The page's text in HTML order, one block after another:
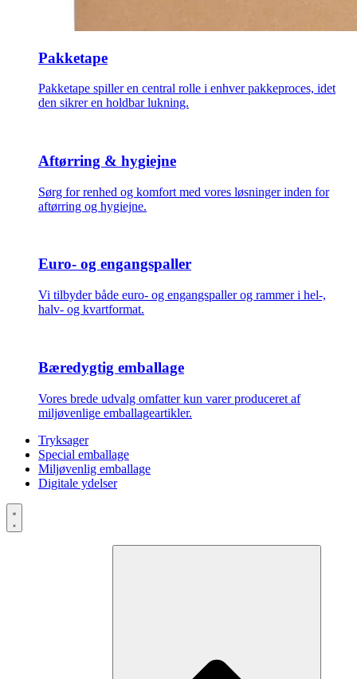
Pakketape
Pakketape spiller en central rolle i enhver pakkeproces, idet
den sikrer en holdbar lukning.
Aftørring & hygiejne
Sørg for renhed og komfort med vores løsninger inden for
aftørring og hygiejne.
Euro- og engangspaller
Vi tilbyder både euro- og engangspaller og rammer i hel-,
halv- og kvartformat.
Bæredygtig emballage
Vores brede udvalg omfatter kun varer produceret af
miljøvenlige emballageartikler.
Tryksager
Special emballage
Miljøvenlig emballage
Digitale ydelser